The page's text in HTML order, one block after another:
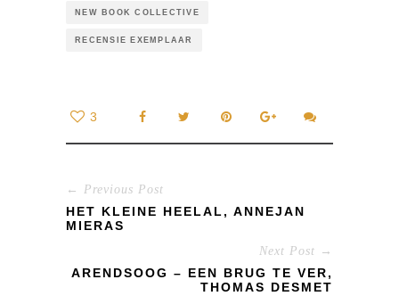
NEW BOOK COLLECTIVE
RECENSIE EXEMPLAAR
3
← Previous Post
HET KLEINE HEELAL, ANNEJAN
MIERAS
Next Post →
ARENDSOOG – EEN BRUG TE VER,
THOMAS DESMET